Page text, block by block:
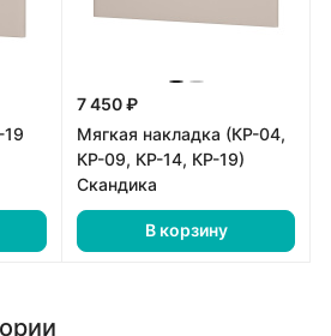
7 450 ₽
Мягкая накладка (КР-04,
КР-09, КР-14, КР-19)
Скандика
В корзину